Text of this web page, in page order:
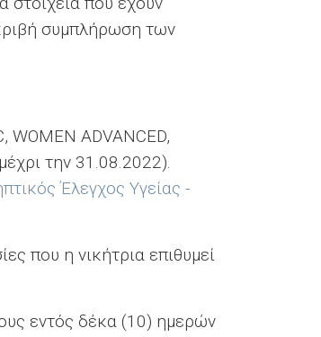
συμπλήρωση των
ADVANCED,
την 31.08.2022).
Έλεγχος Υγείας -
που η νικήτρια επιθυμεί
εντός δέκα (10) ημερών